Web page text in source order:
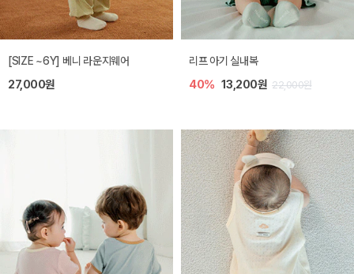
[SIZE ~6Y] 베니 라운지웨어
27,000원
리프 아기 실내복
40% 13,200원 22,000원